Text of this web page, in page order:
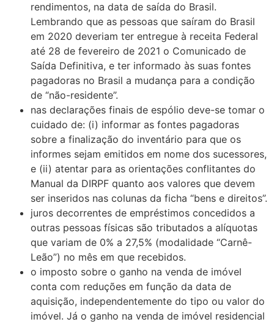
rendimentos, na data de saída do Brasil.
Lembrando que as pessoas que saíram do Brasil
em 2020 deveriam ter entregue à receita Federal
até 28 de fevereiro de 2021 o Comunicado de
Saída Definitiva, e ter informado às suas fontes
pagadoras no Brasil a mudança para a condição
de “não-residente”.
nas declarações finais de espólio deve-se tomar o
cuidado de: (i) informar as fontes pagadoras
sobre a finalização do inventário para que os
informes sejam emitidos em nome dos sucessores,
e (ii) atentar para as orientações conflitantes do
Manual da DIRPF quanto aos valores que devem
ser inseridos nas colunas da ficha “bens e direitos”.
juros decorrentes de empréstimos concedidos a
outras pessoas físicas são tributados a alíquotas
que variam de 0% a 27,5% (modalidade “Carnê-
Leão”) no mês em que recebidos.
o imposto sobre o ganho na venda de imóvel
conta com reduções em função da data de
aquisição, independentemente do tipo ou valor do
imóvel. Já o ganho na venda de imóvel residencial